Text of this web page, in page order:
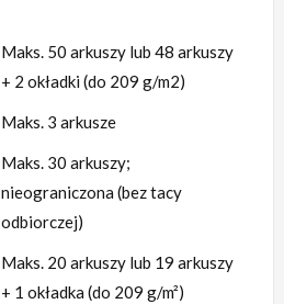
Maks. 50 arkuszy lub 48 arkuszy
+ 2 okładki (do 209 g/m2)
Maks. 3 arkusze
Maks. 30 arkuszy;
nieograniczona (bez tacy
odbiorczej)
Maks. 20 arkuszy lub 19 arkuszy
+ 1 okładka (do 209 g/m²)